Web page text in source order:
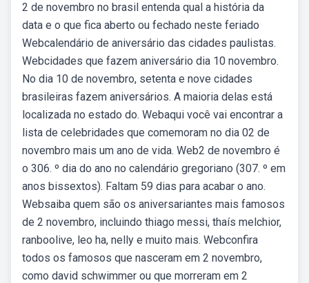
2 de novembro no brasil entenda qual a história da
data e o que fica aberto ou fechado neste feriado
Webcalendário de aniversário das cidades paulistas.
Webcidades que fazem aniversário dia 10 novembro.
No dia 10 de novembro, setenta e nove cidades
brasileiras fazem aniversários. A maioria delas está
localizada no estado do. Webaqui você vai encontrar a
lista de celebridades que comemoram no dia 02 de
novembro mais um ano de vida. Web2 de novembro é
o 306. º dia do ano no calendário gregoriano (307. º em
anos bissextos). Faltam 59 dias para acabar o ano.
Websaiba quem são os aniversariantes mais famosos
de 2 novembro, incluindo thiago messi, thaís melchior,
ranboolive, leo ha, nelly e muito mais. Webconfira
todos os famosos que nasceram em 2 novembro,
como david schwimmer ou que morreram em 2